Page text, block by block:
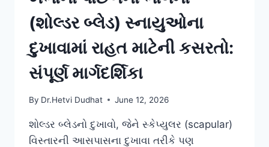
(શોલ્ડર બ્લેડ) સ્નાયુઓના
દુખાવામાં રાહત માટેની કસરતો:
સંપૂર્ણ માર્ગદર્શિકા
By Dr.Hetvi Dudhat June 12, 2026
શોલ્ડર બ્લેડનો દુખાવો, જેને સ્કેપ્યુલર (scapular)
વિસ્તારની આસપાસના દુખાવા તરીકે પણ